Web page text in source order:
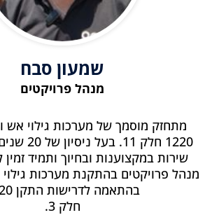
שמעון סבח
מנהל פרויקטים
מתחזק מוסמך של מערכות גילוי אש
1220 חלק
שירות במקצוענות ובחיוך ותמיד זמין
מנהל פרויקטים בהתקנת מערכות גילוי
בהתאמה לדרישות התקן 1220
חלק 3.